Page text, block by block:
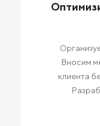
Вносим
клиента